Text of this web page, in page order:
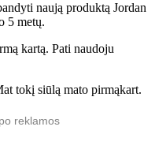
naują produktą Jordan
5 metų.
kartą. Pati naudoju
tokį siūlą mato pirmąkart.
reklamos